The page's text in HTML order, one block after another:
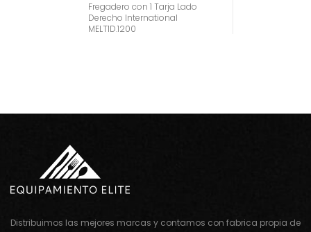
Fregadero con 1 Tarja Lado
Derecho International
MELT1D.1200
Distribuimos las mejores marcas y contamos con fabrica propia de